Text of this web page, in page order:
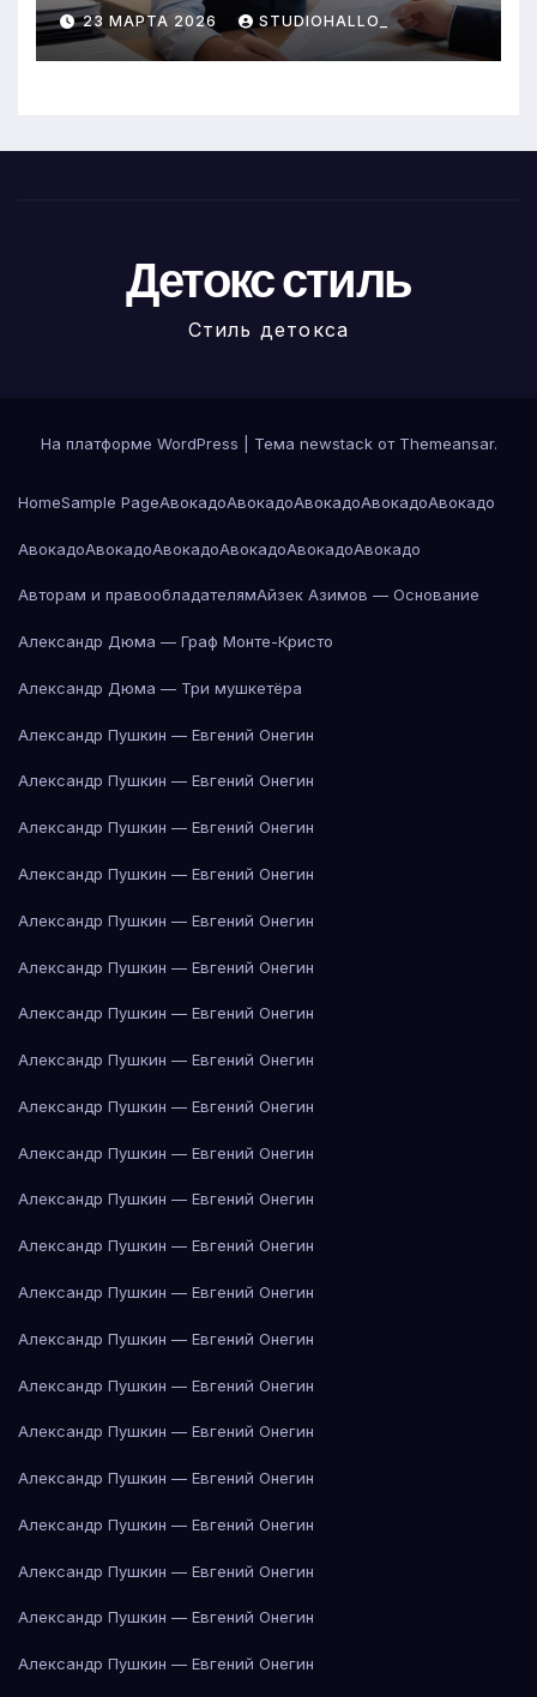
23 МАРТА 2026 STUDIOHALLO_
Детокс стиль
Стиль детокса
На платформе WordPress Тема newstack от Themeansar.
HomeSample PageАвокадоАвокадоАвокадоАвокадоАвокадо
АвокадоАвокадоАвокадоАвокадоАвокадоАвокадо
Авторам и правообладателямАйзек Азимов — Основание
Александр Дюма — Граф Монте-Кристо
Александр Дюма — Три мушкетёра
Александр Пушкин — Евгений Онегин
Александр Пушкин — Евгений Онегин
Александр Пушкин — Евгений Онегин
Александр Пушкин — Евгений Онегин
Александр Пушкин — Евгений Онегин
Александр Пушкин — Евгений Онегин
Александр Пушкин — Евгений Онегин
Александр Пушкин — Евгений Онегин
Александр Пушкин — Евгений Онегин
Александр Пушкин — Евгений Онегин
Александр Пушкин — Евгений Онегин
Александр Пушкин — Евгений Онегин
Александр Пушкин — Евгений Онегин
Александр Пушкин — Евгений Онегин
Александр Пушкин — Евгений Онегин
Александр Пушкин — Евгений Онегин
Александр Пушкин — Евгений Онегин
Александр Пушкин — Евгений Онегин
Александр Пушкин — Евгений Онегин
Александр Пушкин — Евгений Онегин
Александр Пушкин — Евгений Онегин